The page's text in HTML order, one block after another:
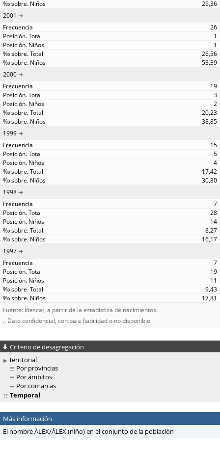
26,36
2001
26
1
1
26,56
53,39
2000
19
3
2
20,23
38,85
1999
15
5
4
17,42
30,80
1998
7
28
14
8,27
16,17
1997
7
19
11
9,43
17,81
Fuente: Idescat, a partir de la estadística de nacimientos.
.. Dato confidencial, con baja fiabilidad o no disponible
Criterio de desagregación
Territorial
Por provincias
Por ámbitos
Por comarcas
Temporal
Más información
El nombre ÀLEX/ÁLEX (niño) en el conjunto de la población